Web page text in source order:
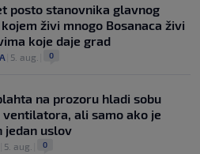
posto stanovnika glavnog
živi mnogo Bosanaca živi
koje daje grad
5. aug. 0
na prozoru hladi sobu
ventilatora, ali samo ako je
jedan uslov
5. aug. 0